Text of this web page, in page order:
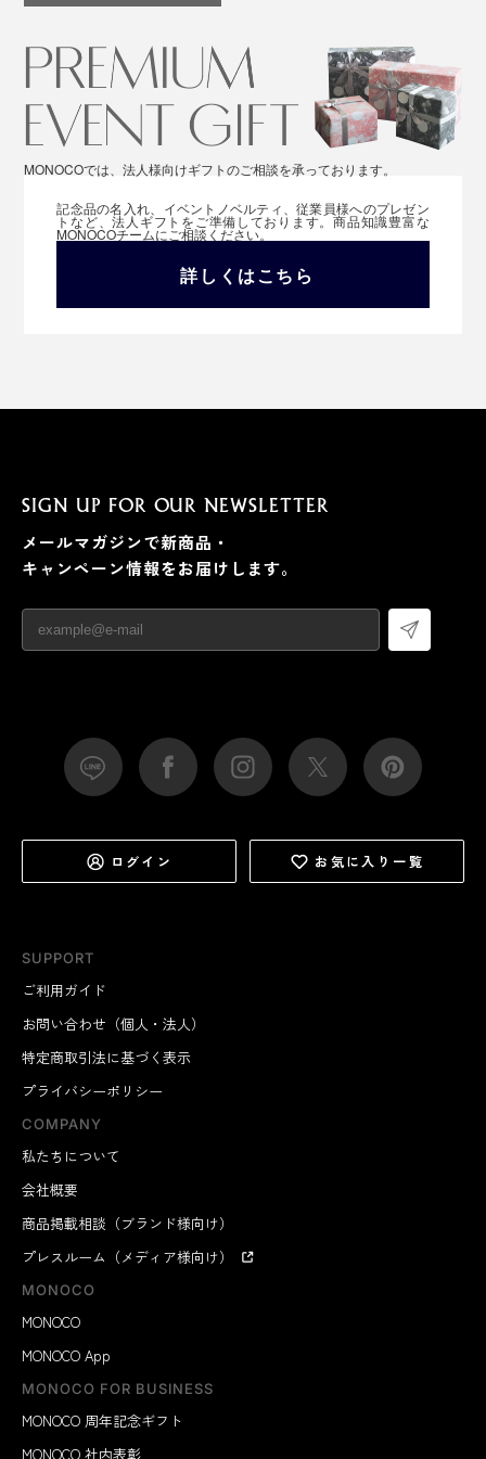
MONOCOでは、法人様向けギフトのご相談を承っております。
記念品の名入れ、イベントノベルティ、従業員様へのプレゼン
トなど、法人ギフトをご準備しております。商品知識豊富な
MONOCOチームにご相談ください。
詳しくはこちら
SUPPORT
ご利用ガイド
お問い合わせ（個人・法人）
特定商取引法に基づく表示
プライバシーポリシー
COMPANY
私たちについて
会社概要
商品掲載相談（ブランド様向け）
プレスルーム（メディア様向け）
MONOCO
MONOCO
MONOCO App
MONOCO FOR BUSINESS
MONOCO 周年記念ギフト
MONOCO 社内表彰
SIGN UP FOR OUR NEWSLETTER
メールマガジンで新商品・
キャンペーン情報をお届けします。
ログイン お気に入り一覧